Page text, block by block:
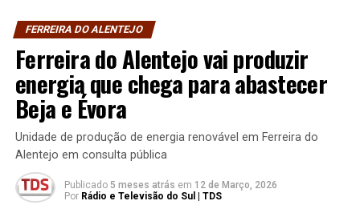
FERREIRA DO ALENTEJO
Ferreira do Alentejo vai produzir
energia que chega para abastecer
Beja e Évora
Unidade de produção de energia renovável em Ferreira do
Alentejo em consulta pública
Publicado 5 meses atrás em 12 de Março, 2026
Por Rádio e Televisão do Sul | TDS